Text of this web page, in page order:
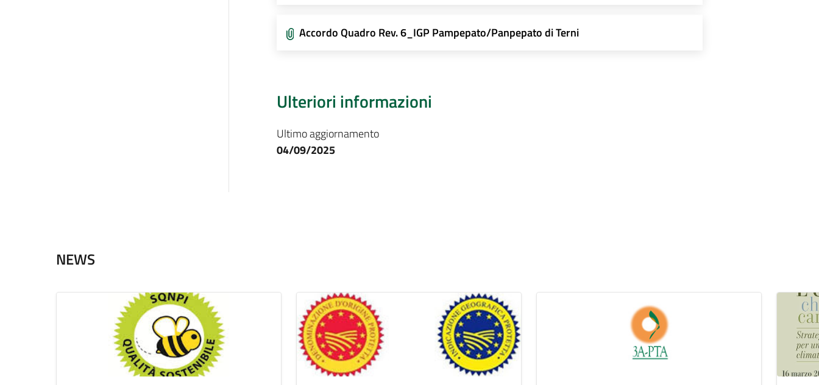
Accordo Quadro Rev. 6_IGP Pampepato/Panpepato di Terni
Ulteriori informazioni
Ultimo aggiornamento
04/09/2025
NEWS